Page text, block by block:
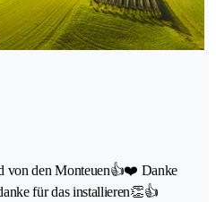
von den Monteuen👍❤️ Danke
für das installieren👏👍